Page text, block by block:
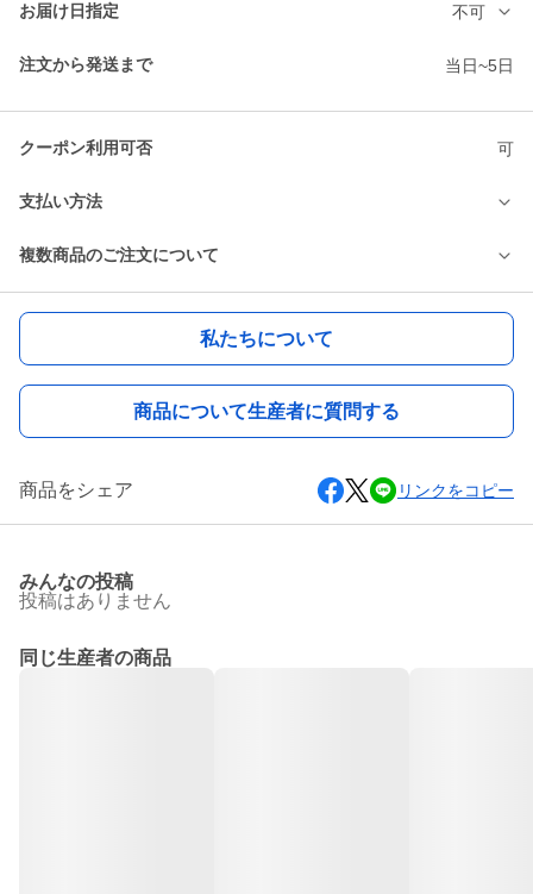
お届け日指定 不可
注文から発送まで 当日~5日
クーポン利用可否 可
支払い方法
複数商品のご注文について
私たちについて
商品について生産者に質問する
商品をシェア リンクをコピー
みんなの投稿
投稿はありません
同じ生産者の商品